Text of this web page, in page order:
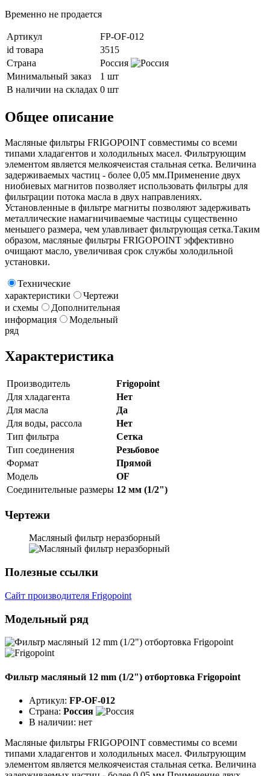
Временно не продается
Артикул
FP-OF-012
id товара
3515
Страна
Россия
Минимальный заказ
1 шт
В наличии на складах 0 шт
Общее описание
Масляные фильтры FRIGOPOINT совместимы со всеми
типами хладагентов и холодильных масел. Фильтрующим
элементом является мелкоячеистая стальная сетка. Величина
задерживаемых частиц - более 0,05 мм.Применение двух
ниобиевых магнитов позволяет использовать фильтры для
фильтрации потока масла в двух направлениях.
Установленные в фильтре магниты позволяют задерживать
металлические намагничиваемые частицы существенно
меньшего размера, чем улавливает фильтрующая сетка.Таким
образом, масляные фильтры FRIGOPOINT эффективно
очищают масло, увеличивая срок службы холодильной
установки.
Технические
характеристики
Чертежи
и схемы
Дополнительная
информация
Модельный
ряд
Характеристика
Производитель
Frigopoint
Для хладагента
Нет
Для масла
Да
Для воды, рассола
Нет
Тип фильтра
Сетка
Тип соединения
Резьбовое
Формат
Прямой
Модель
OF
Соединительные размеры 12 мм (1/2")
Чертежи
Масляный фильтр неразборный
Полезные ссылки
Сайт производителя Frigopoint
Модельный ряд
Фильтр масляный 12 mm (1/2") отбортовка Frigopoint
Артикул: FP-OF-012
Страна: Россия
В наличии: нет
Масляные фильтры FRIGOPOINT совместимы со всеми
типами хладагентов и холодильных масел. Фильтрующим
элементом является мелкоячеистая стальная сетка. Величина